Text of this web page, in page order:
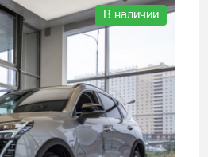
В наличии